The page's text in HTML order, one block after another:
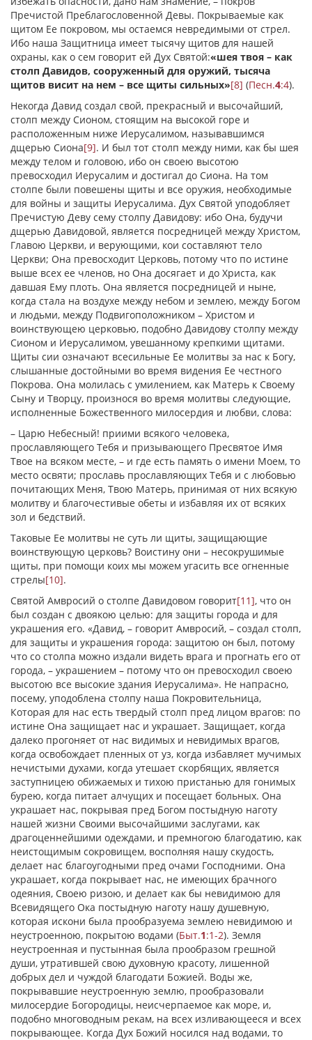
Пречистой Преблагословенной Девы. Покрываемые как
щитом Ее покровом, мы остаемся невредимыми от стрел.
Ибо наша Защитница имеет тысячу щитов для нашей
охраны, как о сем говорит ей Дух Святой:«шея твоя – как
столп Давидов, сооруженный для оружий, тысяча
щитов висит на нем – все щиты сильных»[8] (Песн.4:4).
Некогда Давид создал свой, прекрасный и высочайший,
столп между Сионом, стоящим на высокой горе и
расположенным ниже Иерусалимом, называвшимся
дщерью Сиона[9]. И был тот столп между ними, как бы шея
между телом и головою, ибо он своею высотою
превосходил Иерусалим и достигал до Сиона. На том
столпе были повешены щиты и все оружия, необходимые
для войны и защиты Иерусалима. Дух Святой уподобляет
Пречистую Деву сему столпу Давидову: ибо Она, будучи
дщерью Давидовой, является посредницей между Христом,
Главою Церкви, и верующими, кои составляют тело
Церкви; Она превосходит Церковь, потому что по истине
выше всех ее членов, но Она досягает и до Христа, как
давшая Ему плоть. Она является посредницей и ныне,
когда стала на воздухе между небом и землею, между Богом
и людьми, между Подвигоположником – Христом и
воинствующею церковью, подобно Давидову столпу между
Сионом и Иерусалимом, увешанному крепкими щитами.
Щиты сии означают всесильные Ее молитвы за нас к Богу,
слышанные достойными во время видения Ее честного
Покрова. Она молилась с умилением, как Матерь к Своему
Сыну и Творцу, произнося во время молитвы следующие,
исполненные Божественного милосердия и любви, слова:
– Царю Небесный! приими всякого человека,
прославляющего Тебя и призывающего Пресвятое Имя
Твое на всяком месте, – и где есть память о имени Моем, то
место освяти; прославь прославляющих Тебя и с любовью
почитающих Меня, Твою Матерь, принимая от них всякую
молитву и благочестивые обеты и избавляя их от всяких
зол и бедствий.
Таковые Ее молитвы не суть ли щиты, защищающие
воинствующую церковь? Воистину они – несокрушимые
щиты, при помощи коих мы можем угасить все огненные
стрелы[10].
Святой Амвросий о столпе Давидовом говорит[11], что он
был создан с двоякою целью: для защиты города и для
украшения его. «Давид, – говорит Амвросий, – создал столп,
для защиты и украшения города: защитою он был, потому
что со столпа можно издали видеть врага и прогнать его от
города, – украшением – потому что он превосходил своею
высотою все высокие здания Иерусалима». Не напрасно,
посему, уподоблена столпу наша Покровительница,
Которая для нас есть твердый столп пред лицом врагов: по
истине Она защищает нас и украшает. Защищает, когда
далеко прогоняет от нас видимых и невидимых врагов,
когда освобождает пленных от уз, когда избавляет мучимых
нечистыми духами, когда утешает скорбящих, является
заступницею обижаемых и тихою пристанью для гонимых
бурею, когда питает алчущих и посещает больных. Она
украшает нас, покрывая пред Богом постыдную наготу
нашей жизни Своими высочайшими заслугами, как
драгоценнейшими одеждами, и премногою благодатию, как
неистощимым сокровищем, восполняя нашу скудость,
делает нас благоугодными пред очами Господними. Она
украшает, когда покрывает нас, не имеющих брачного
одеяния, Своею ризою, и делает как бы невидимою для
Всевидящего Ока постыдную наготу нашу душевную,
которая искони была прообразуема землею невидимою и
неустроенною, покрытою водами (Быт.1:1-2). Земля
неустроенная и пустынная была прообразом грешной
души, утратившей свою духовную красоту, лишенной
добрых дел и чуждой благодати Божией. Воды же,
покрывавшие неустроенную землю, прообразовали
милосердие Богородицы, неисчерпаемое как море, и,
подобно многоводным рекам, на всех изливающееся и всех
покрывающее. Когда Дух Божий носился над водами, то